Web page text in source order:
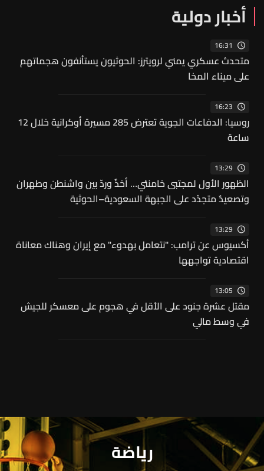
أخبار دولية
16:31
متحدث عسكري يمني لرويترز: الحوثيون يستأنفون هجماتهم
على ميناء المخا
16:23
روسيا: الدفاعات الجوية تعترض 285 مسيرة أوكرانية خلال 12
ساعة
13:29
الظهور الأول لمجتبى خامنئي… أخذٌ وردّ بين واشنطن وطهران
وتصعيدٌ متجدّد على الجبهة السعودية–الحوثية
13:29
أكسيوس عن ترامب: "نتعامل بهدوء" مع إيران وهناك معاناة
اقتصادية تواجهها
13:05
مقتل عشرة جنود على الأقل في هجوم على معسكر للجيش
في وسط مالي
رياضة